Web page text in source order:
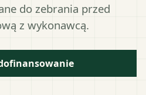
do zebrania przed
z wykonawcą.